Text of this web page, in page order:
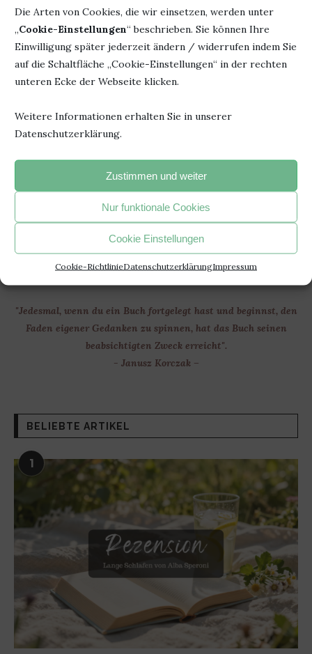
Die Arten von Cookies, die wir einsetzen, werden unter
„Cookie-Einstellungen“ beschrieben. Sie können Ihre
Einwilligung später jederzeit ändern / widerrufen indem Sie
auf die Schaltfläche „Cookie-Einstellungen“ in der rechten
unteren Ecke der Webseite klicken.
Weitere Informationen erhalten Sie in unserer
Datenschutzerklärung.
Zustimmen und weiter
Nur funktionale Cookies
Cookie Einstellungen
Cookie-RichtlinieDatenschutzerklärungImpressum
Diverses Rezension
LINDBERG
vonBücherheike
Sehr spannend. Sehr fesselnd. Ich konnte es nicht weg
legen. Habe die ganze Nacht durchgelesen.
"Jedesmal, wenn du ein Buch fortgelegt hast und beginnst, den
Faden eigener Gedanken zu spinnen, hat das Buch seinen
beabsichtigten Zweck erreicht".
- Janusz Korczak –
BELIEBTE ARTIKEL
1